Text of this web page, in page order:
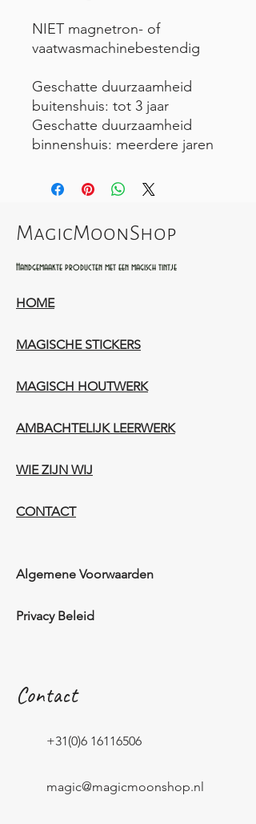
NIET magnetron- of
vaatwasmachinebestendig
Geschatte duurzaamheid
buitenshuis: tot 3 jaar
Geschatte duurzaamheid
binnenshuis: meerdere jaren
MagicMoonShop
Handgemaakte producten met een magisch tintje
HOME
MAGISCHE STICKERS
MAGISCH HOUTWERK
AMBACHTELIJK LEERWERK​
WIE ZIJN WIJ​​
CONTACT
Algemene Voorwaarden
Privacy Beleid
Contact
+31(0)6 16116506
magic@magicmoonshop.nl